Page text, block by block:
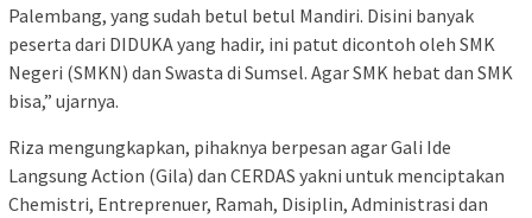
Palembang, yang sudah betul betul Mandiri. Disini banyak
peserta dari DIDUKA yang hadir, ini patut dicontoh oleh SMK
Negeri (SMKN) dan Swasta di Sumsel. Agar SMK hebat dan SMK
bisa,” ujarnya.
Riza mengungkapkan, pihaknya berpesan agar Gali Ide
Langsung Action (Gila) dan CERDAS yakni untuk menciptakan
Chemistri, Entreprenuer, Ramah, Disiplin, Administrasi dan